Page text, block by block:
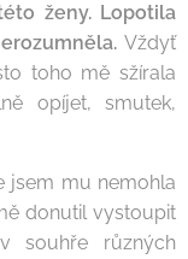
ženy. Lopotila
Vždyť
toho mě sžírala
opíjet, smutek,
jsem mu nemohla
donutil vystoupit
souhře různých